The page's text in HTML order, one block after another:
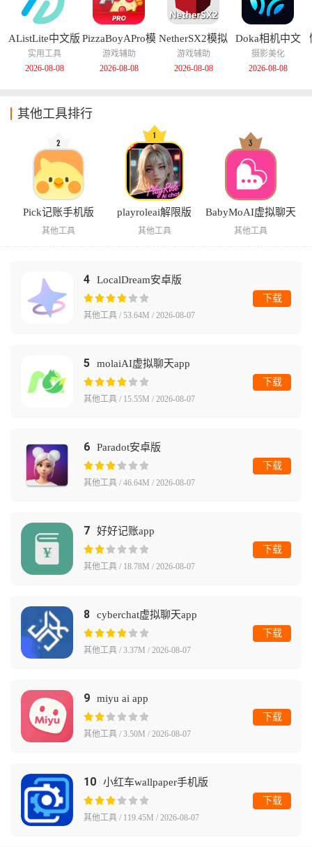
AListLite中文版
实用工具
2026-08-08
PizzaBoyAPro模
拟器中文版
游戏辅助
2026-08-08
NetherSX2模拟
器汉化版
游戏辅助
2026-08-08
Doka相机中文
版
摄影美化
2026-08-08
其他工具排行
Pick记账手机版
其他工具
playroleai解限版
其他工具
BabyMoAI虚拟聊天
其他工具
4 LocalDream安卓版
其他工具 / 53.64M / 2026-08-07
下载
5 molaiAI虚拟聊天app
其他工具 / 15.55M / 2026-08-07
下载
6 Paradot安卓版
其他工具 / 46.64M / 2026-08-07
下载
7 好好记账app
其他工具 / 18.78M / 2026-08-07
下载
8 cyberchat虚拟聊天app
其他工具 / 3.37M / 2026-08-07
下载
9 miyu ai app
其他工具 / 3.50M / 2026-08-07
下载
10 小红车wallpaper手机版
其他工具 / 119.45M / 2026-08-07
下载